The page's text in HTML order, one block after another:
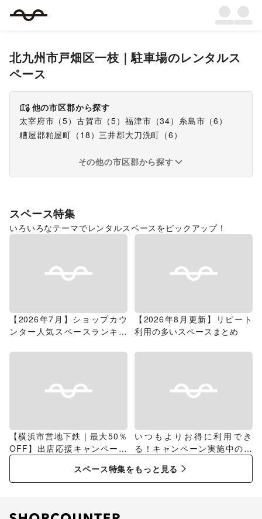
北九州市戸畑区一枝 ｜駐車場のレンタルス
ペース
他の市区郡から探す
太宰府市 （5） 古賀市 （5） 福津市 （34） 糸島市 （6 ）
糟屋郡粕屋町 （ 18 ）三井郡大刀洗町 （6 ）
その他の市区郡から探す
スペース特集
いろいろなテーマでレンタルスペースをピックアップ！
【2026年7月】ショップカウ
ンター人気スペースランキン
【2026年8月更新】リピート
利用の多いスペースまとめ
【横浜市営地下鉄｜最大50％
OFF】出店応援キャンペーン
特集
いつもよりお得に利用でき
る！キャンペーン実施中のス
スペース特集をもっと見る